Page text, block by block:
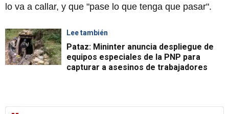
lo va a callar, y que "pase lo que tenga que pasar".
Lee también
Pataz: Mininter anuncia despliegue de
equipos especiales de la PNP para
capturar a asesinos de trabajadores